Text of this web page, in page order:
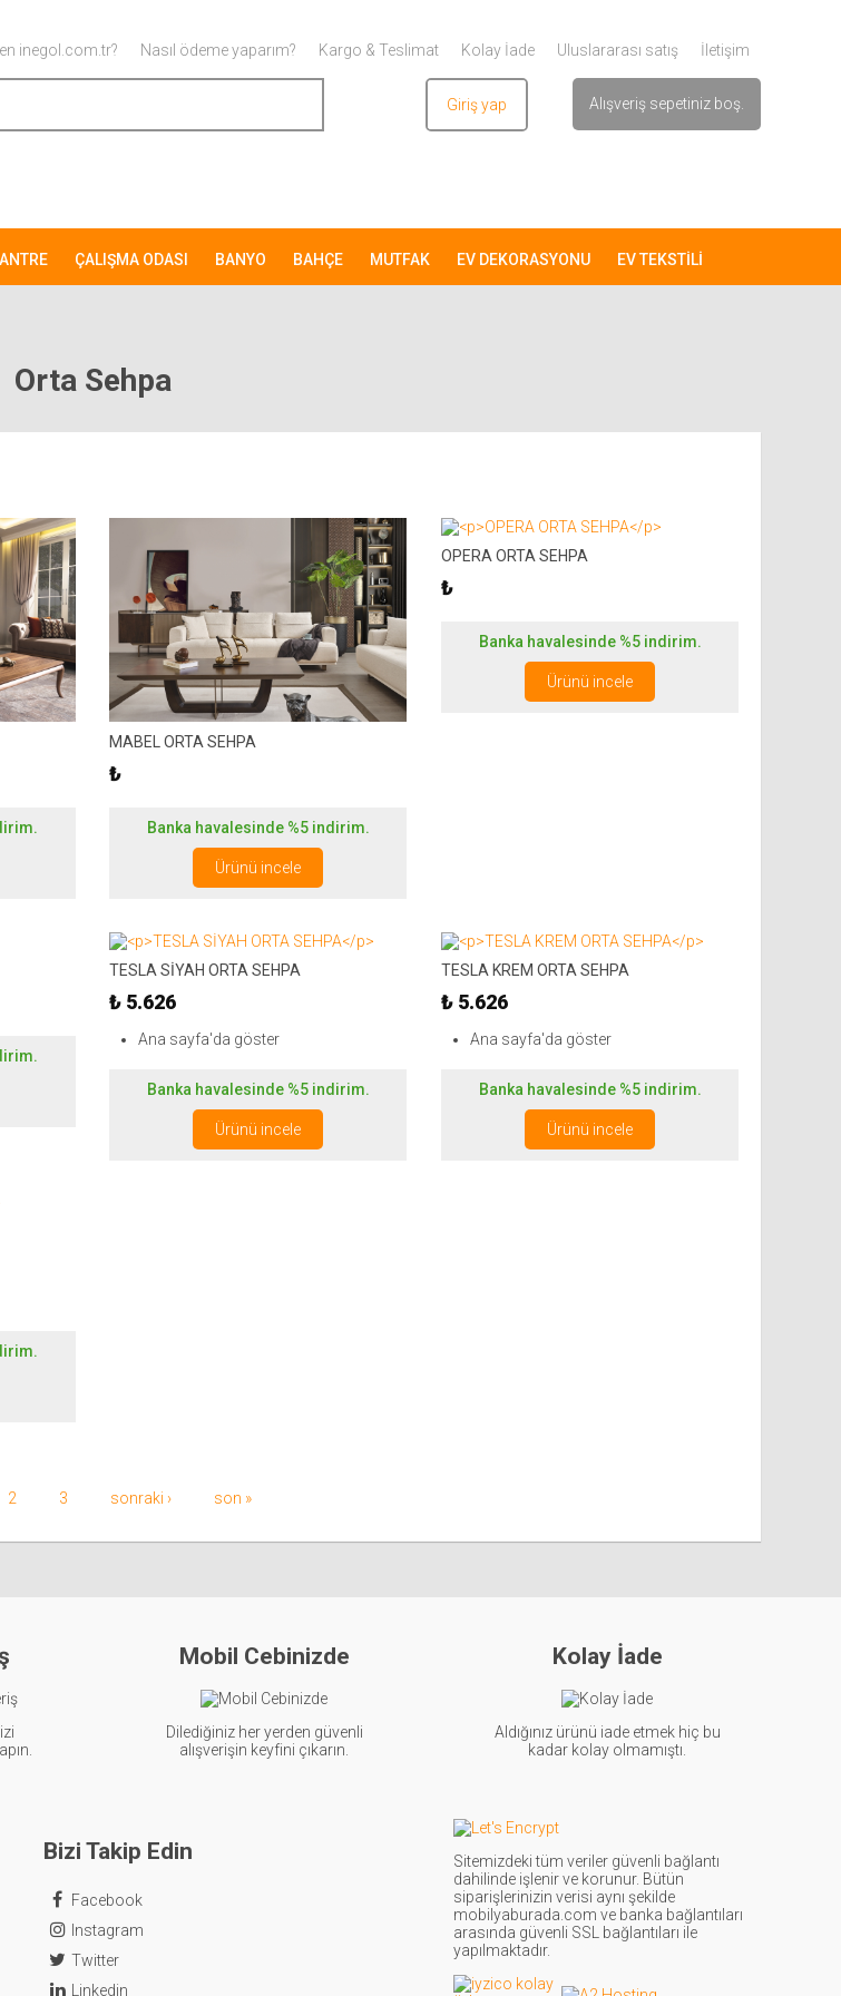
inegol.com.tr? Nasıl ödeme yaparım? Kargo & Teslimat Kolay İade Uluslararası satış İletişim
Alışveriş sepetiniz boş.
Giriş yap
ANTRE ÇALIŞMA ODASI BANYO BAHÇE MUTFAK EV DEKORASYONU EV TEKSTİLİ
Orta Sehpa
MABEL ORTA SEHPA
₺
Banka havalesinde %5 indirim.
Ürünü incele
OPERA ORTA SEHPA
₺
Banka havalesinde %5 indirim.
Ürünü incele
TESLA SİYAH ORTA SEHPA
₺ 5.626
Ana sayfa'da göster
Banka havalesinde %5 indirim.
Ürünü incele
TESLA KREM ORTA SEHPA
₺ 5.626
Ana sayfa'da göster
Banka havalesinde %5 indirim.
Ürünü incele
2 3 sonraki › son »
Mobil Cebinizde
Dilediğiniz her yerden güvenli
alışverişin keyfini çıkarın.
Kolay İade
Aldığınız ürünü iade etmek hiç bu
kadar kolay olmamıştı.
Bizi Takip Edin
Facebook
Instagram
Twitter
Linkedin
Sitemizdeki tüm veriler güvenli bağlantı
dahilinde işlenir ve korunur. Bütün
siparişlerinizin verisi aynı şekilde
mobilyaburada.com ve banka bağlantıları
arasında güvenli SSL bağlantıları ile
yapılmaktadır.